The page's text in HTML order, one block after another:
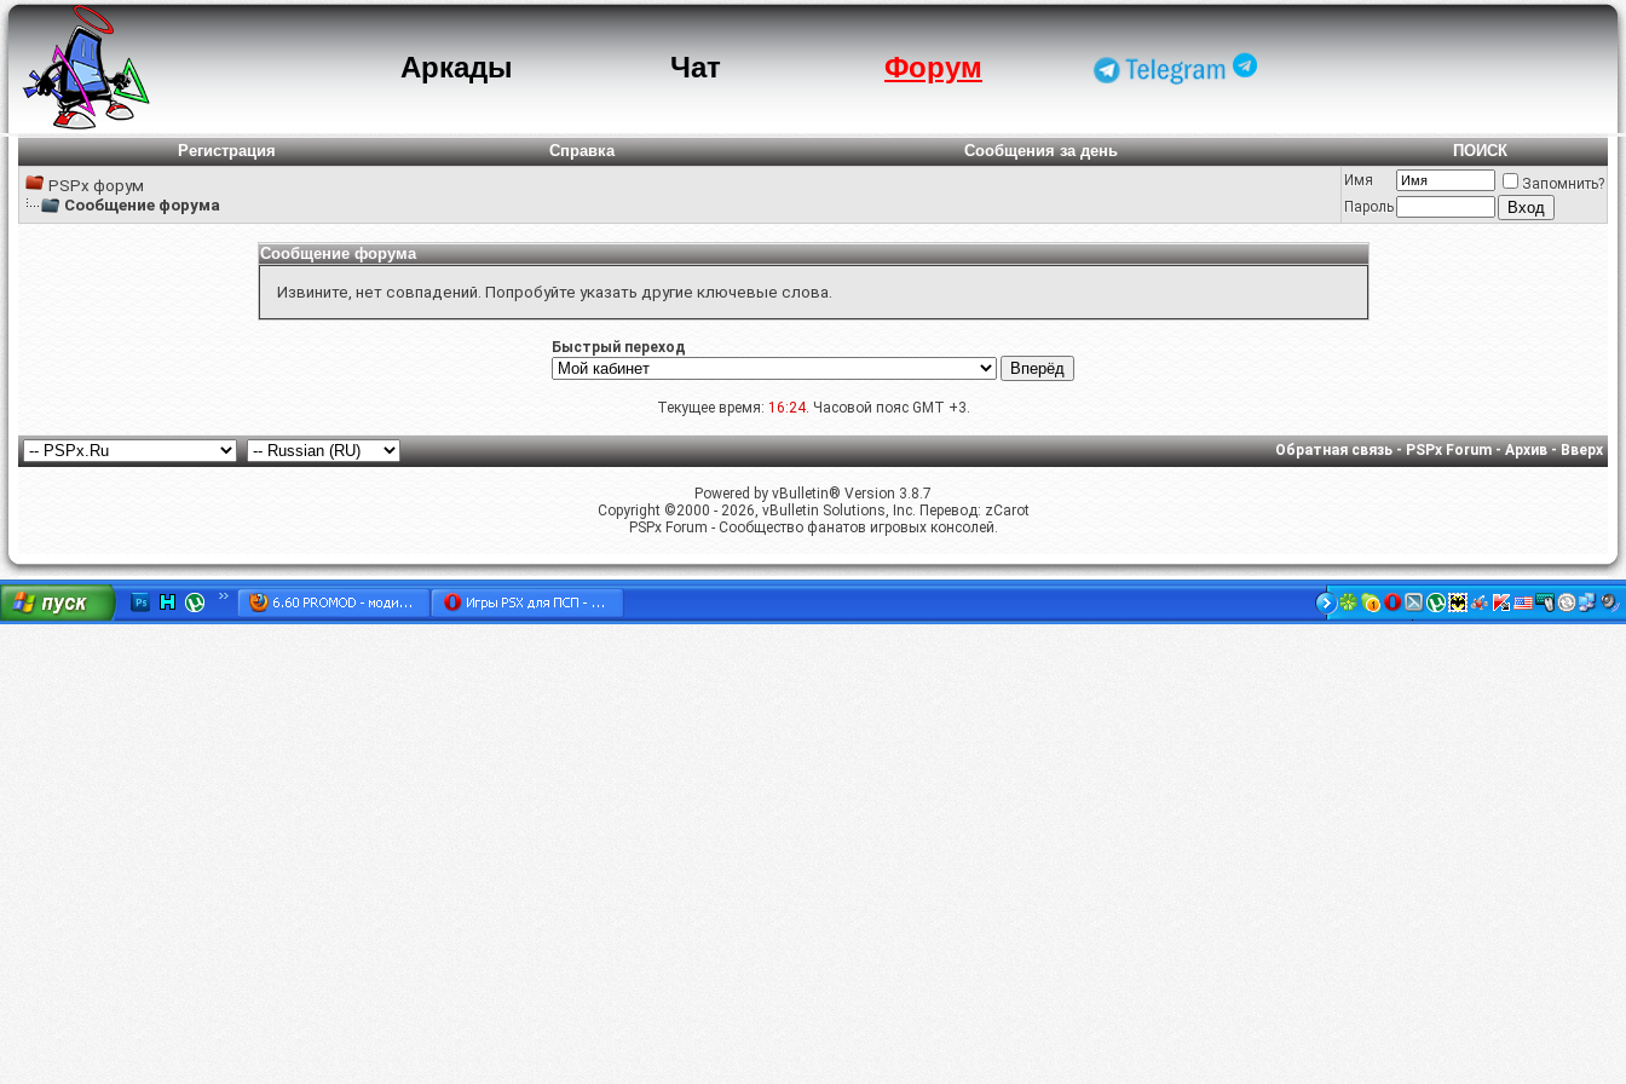
Аркады Чат Форум
Регистрация Справка Сообщения за день
ПОИСК
PSPx форум
Сообщение форума
Имя
Запомнить?
Пароль
Сообщение форума
Извините, нет совпадений. Попробуйте указать другие ключевые слова.
Быстрый переход
Текущее время: 16:24. Часовой пояс GMT +3.
Обратная связь-PSPx Forum-Архив-Вверх
Powered by vBulletin® Version 3.8.7
Copyright ©2000 - 2026, vBulletin Solutions, Inc. Перевод: zCarot
PSPx Forum - Сообщество фанатов игровых консолей.